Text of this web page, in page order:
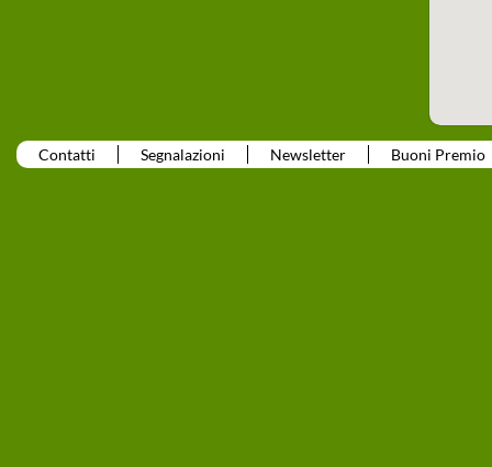
Contatti Segnalazioni Newsletter Buoni Premio